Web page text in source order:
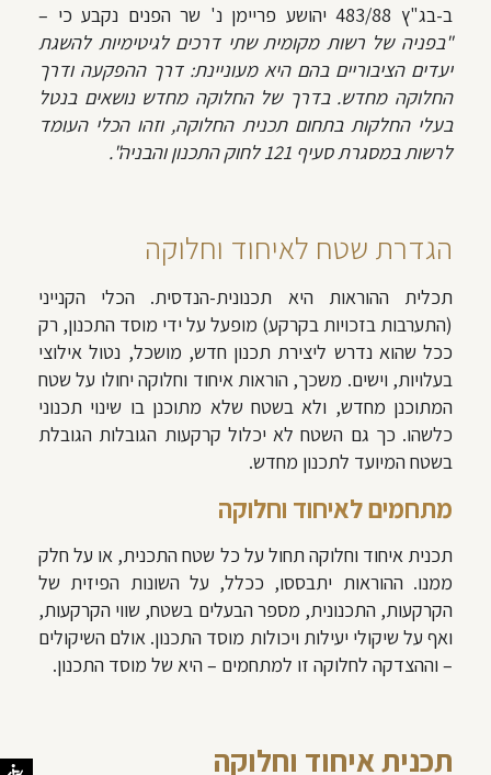
ב-בג"ץ 483/88 יהושע פריימן נ' שר הפנים נקבע כי –
"בפניה של רשות מקומית שתי דרכים לגיטימיות להשגת
יעדים הציבוריים בהם היא מעוניינת: דרך ההפקעה ודרך
החלוקה מחדש. בדרך של החלוקה מחדש נושאים בנטל
בעלי החלקות בתחום תכנית החלוקה, וזהו הכלי העומד
לרשות במסגרת סעיף 121 לחוק התכנון והבניה".
הגדרת שטח לאיחוד וחלוקה
תכלית ההוראות היא תכנונית-הנדסית. הכלי הקנייני
(התערבות בזכויות בקרקע) מופעל על ידי מוסד התכנון, רק
ככל שהוא נדרש ליצירת תכנון חדש, מושכל, נטול אילוצי
בעלויות, וישים. משכך, הוראות איחוד וחלוקה יחולו על שטח
המתוכנן מחדש, ולא בשטח שלא מתוכנן בו שינוי תכנוני
כלשהו. כך גם השטח לא יכלול קרקעות הגובלות הגובלת
בשטח המיועד לתכנון מחדש.
מתחמים לאיחוד וחלוקה
תכנית איחוד וחלוקה תחול על כל שטח התכנית, או על חלק
ממנו. ההוראות יתבססו, ככלל, על השונות הפיזית של
הקרקעות, התכנונית, מספר הבעלים בשטח, שווי הקרקעות,
ואף על שיקולי יעילות ויכולות מוסד התכנון. אולם השיקולים
– וההצדקה לחלוקה זו למתחמים – היא של מוסד התכנון.
תכנית איחוד וחלוקה